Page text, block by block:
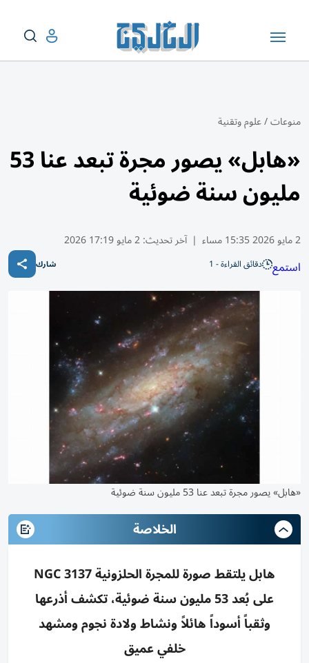
منوعات/علوم وتقنية
«هابل» يصور مجرة تبعد عنا 53
مليون سنة ضوئية
2 مايو 2026 15:35 مساء | آخر تحديث:2 مايو 17:19 2026
استمع دقائق القراءة - 1 شارك
«هابل» يصور مجرة تبعد عنا 53 مليون سنة ضوئية
الخلاصة
هابل يلتقط صورة للمجرة الحلزونية NGC 3137
على بُعد 53 مليون سنة ضوئية، تكشف أذرعها
وثقباً أسوداً هائلاً ونشاط ولادة نجوم ومشهد
خلفي عميق